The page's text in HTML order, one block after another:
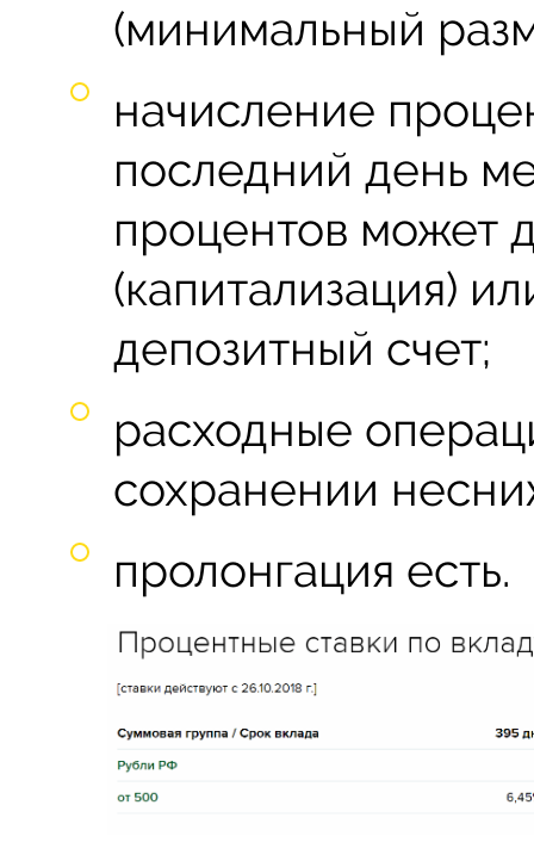
(минимальный
начисление
последний день
процентов может
(капитализация)
депозитный счет;
расходные
сохранении
пролонгация есть.